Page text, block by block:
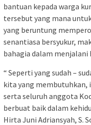
bantuan kepada warga
tersebut yang mana
yang beruntung
senantiasa bersyukur,
bahagia dalam menjalani
“ Seperti yang sudah –
kita yang membutuhkan,
serta seluruh anggota
berbuat baik dalam
Hirta Juni Adriansyah, S.